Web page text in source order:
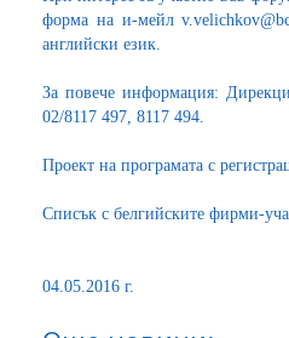
форма на и-мейл
английски език.
За повече информация:
02/8117 497, 8117 494.
Проект на програмата с
Списък с белгийските фирми-
04.05.2016 г.